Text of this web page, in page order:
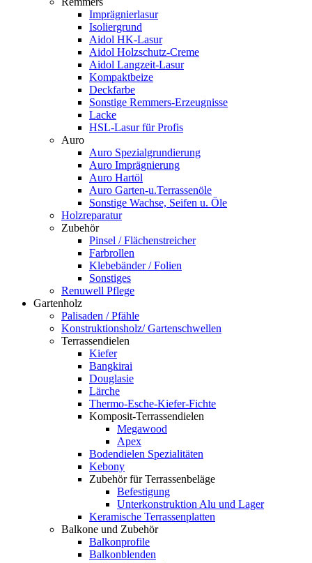
Imprägnierlasur
Isoliergrund
Aidol HK-Lasur
Aidol Holzschutz-Creme
Aidol Langzeit-Lasur
Kompaktbeize
Deckfarbe
Sonstige Remmers-Erzeugnisse
Lacke
HSL-Lasur für Profis
Auro
Auro Spezialgrundierung
Auro Imprägnierung
Auro Hartöl
Auro Garten-u.Terrassenöle
Sonstige Wachse, Seifen u. Öle
Holzreparatur
Zubehör
Pinsel / Flächenstreicher
Farbrollen
Klebebänder / Folien
Sonstiges
Renuwell Pflege
Gartenholz
Palisaden / Pfähle
Konstruktionsholz/ Gartenschwellen
Terrassendielen
Kiefer
Bangkirai
Douglasie
Lärche
Thermo-Esche-Kiefer-Fichte
Komposit-Terrassendielen
Megawood
Apex
Bodendielen Spezialitäten
Kebony
Zubehör für Terrassenbeläge
Befestigung
Unterkonstruktion Alu und Lager
Keramische Terrassenplatten
Balkone und Zubehör
Balkonprofile
Balkonblenden